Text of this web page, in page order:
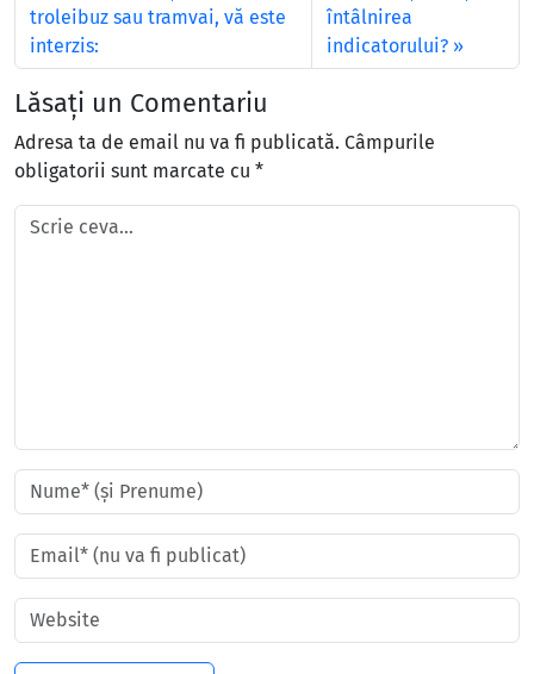
troleibuz sau tramvai, vă este
interzis:
întâlnirea
indicatorului?
Lăsați un Comentariu
Adresa ta de email nu va fi publicată. Câmpurile
obligatorii sunt marcate cu *